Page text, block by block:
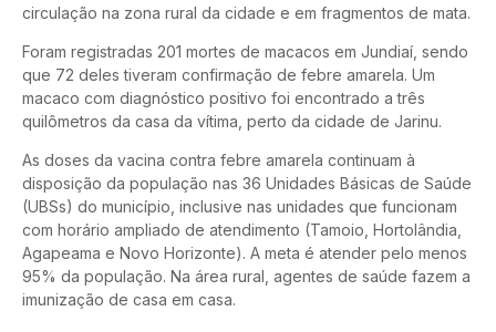
circulação na zona rural da cidade e em fragmentos de mata.
Foram registradas 201 mortes de macacos em Jundiaí, sendo
que 72 deles tiveram confirmação de febre amarela. Um
macaco com diagnóstico positivo foi encontrado a três
quilômetros da casa da vítima, perto da cidade de Jarinu.
As doses da vacina contra febre amarela continuam à
disposição da população nas 36 Unidades Básicas de Saúde
(UBSs) do município, inclusive nas unidades que funcionam
com horário ampliado de atendimento (Tamoio, Hortolândia,
Agapeama e Novo Horizonte). A meta é atender pelo menos
95% da população. Na área rural, agentes de saúde fazem a
imunização de casa em casa.